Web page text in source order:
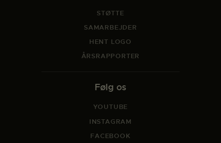
STØTTE
SAMARBEJDER
HENT LOGO
ÅRSRAPPORTER
Følg os
YOUTUBE
INSTAGRAM
FACEBOOK